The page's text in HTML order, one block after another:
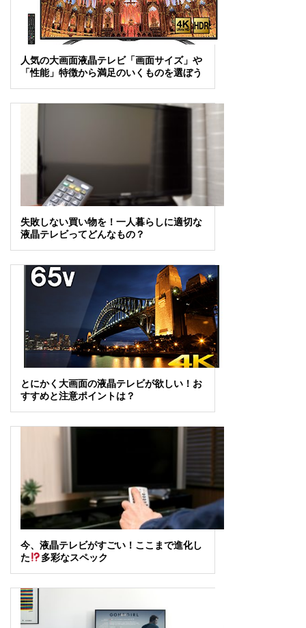
人気の大画面液晶テレビ「画面サイズ」や
「性能」特徴から満足のいくものを選ぼう
失敗しない買い物を！一人暮らしに適切な
液晶テレビってどんなもの？
とにかく大画面の液晶テレビが欲しい！お
すすめと注意ポイントは？
今、液晶テレビがすごい！ここまで進化し
た
多彩なスペック